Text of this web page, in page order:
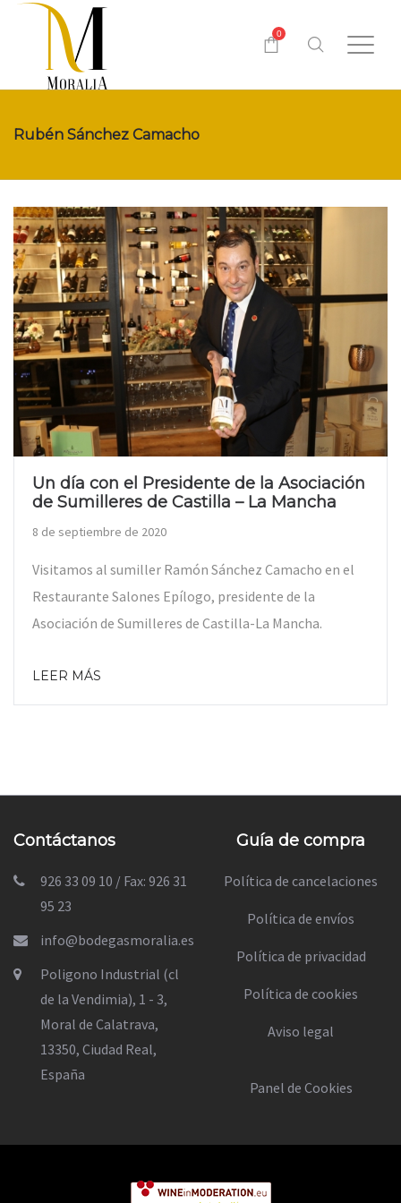
0
Rubén Sánchez Camacho
Un día con el Presidente de la Asociación
de Sumilleres de Castilla – La Mancha
8 de septiembre de 2020
Visitamos al sumiller Ramón Sánchez Camacho en el
Restaurante Salones Epílogo, presidente de la
Asociación de Sumilleres de Castilla-La Mancha.
LEER MÁS
Contáctanos
926 33 09 10 / Fax: 926 31
95 23
info@bodegasmoralia.es
Poligono Industrial (cl
de la Vendimia), 1 - 3,
Moral de Calatrava,
13350, Ciudad Real,
España
Guía de compra
Política de cancelaciones
Política de envíos
Política de privacidad
Política de cookies
Aviso legal
Panel de Cookies